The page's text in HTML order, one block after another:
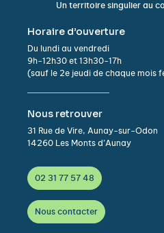
Un territoire singulier au
Horaire d’ouverture
Du lundi au vendredi
9h-12h30 et 13h30-17h
(sauf le 2e jeudi de chaque mois
Nous retrouver
31 Rue de Vire, Aunay-sur-Odon
14260 Les Monts d’Aunay
02 31 77 57 48
Nous contacter